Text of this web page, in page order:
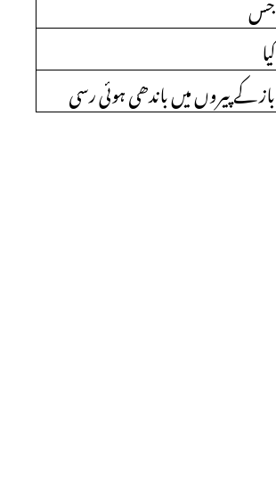
کیا
باز کے پیروں میں باندھی ہوئی رسی